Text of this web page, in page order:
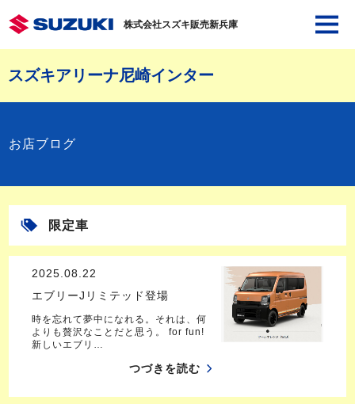
株式会社スズキ販売新兵庫
スズキアリーナ尼崎インター
お店ブログ
限定車
2025.08.22
エブリーJリミテッド登場
時を忘れて夢中になれる。それは、何
よりも贅沢なことだと思う。 for fun!
新しいエブリ…
つづきを読む